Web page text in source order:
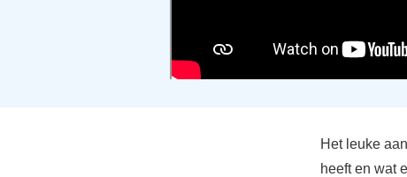
Het leuke
heeft en wat